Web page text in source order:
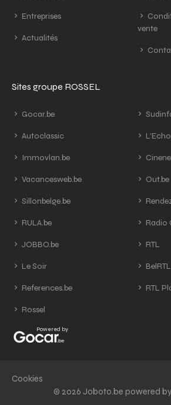
Entreprises
Actualités
vente
Sites groupe ROSSEL
Gocar.be
Autoclassic
Immovlan.be
Vacancesweb.be
Sillonbelge.be
RULA.be
JOBBO.be
Le Soir
References.be
Rossel
L'Echo
Out.be
Radio
RTL
BelRTL
RTL
Powered by
Cookies
© 2026 Joboto.be powered